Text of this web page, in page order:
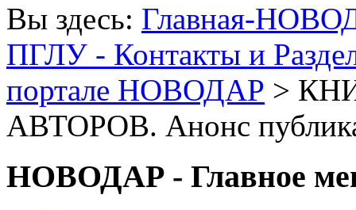
Вы здесь: Главная-
ПГЛУ - Контакты и
портале НОВОДАР >
АВТОРОВ. Анонс
НОВОДАР - Главное